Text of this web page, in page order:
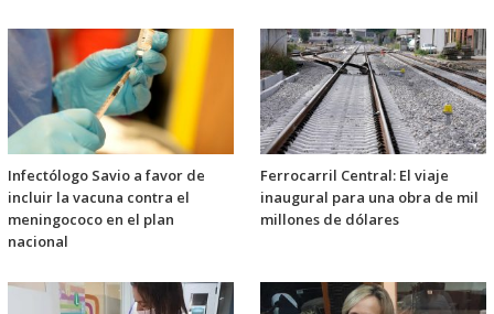
Infectólogo Savio a favor de
incluir la vacuna contra el
meningococo en el plan
nacional
Ferrocarril Central: El viaje
inaugural para una obra de mil
millones de dólares